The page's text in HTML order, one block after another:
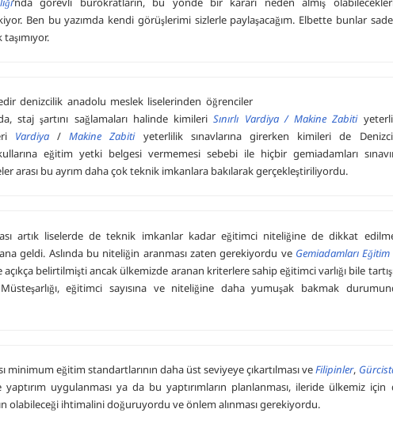
Ben bu yazımda kendi görüşlerimi sizlerle paylaşacağım. Elbette bunlar
denizcilik anadolu meslek liselerinden öğrenciler
staj şartını sağlamaları halinde kimileriSınırlı Vardiya / Makine Zabiti
Vardiya/Makine Zabitiyeterlilik sınavlarına girerken kimileri de
okullarına eğitim yetki belgesi vermemesi sebebi ile hiçbir gemiadamları
arası bu ayrım daha çok teknik imkanlara bakılarak gerçekleştiriliyordu.
artık liselerde de teknik imkanlar kadar eğitimci niteliğine de dikkat
geldi. Aslında bu niteliğin aranması zaten gerekiyordu ve Gemiadamları Eğitim
açıkça belirtilmişti ancak ülkemizde aranan kriterlere sahip eğitimci varlığı bile
eğitimci sayısına ve niteliğine daha yumuşak bakmak
minimum eğitim standartlarının daha üst seviyeye çıkartılması veFilipinler,
uygulanması ya da bu yaptırımların planlanması, ileride ülkemiz için
olabileceği ihtimalini doğuruyordu ve önlem alınması gerekiyordu.